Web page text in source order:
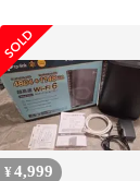
¥4,999